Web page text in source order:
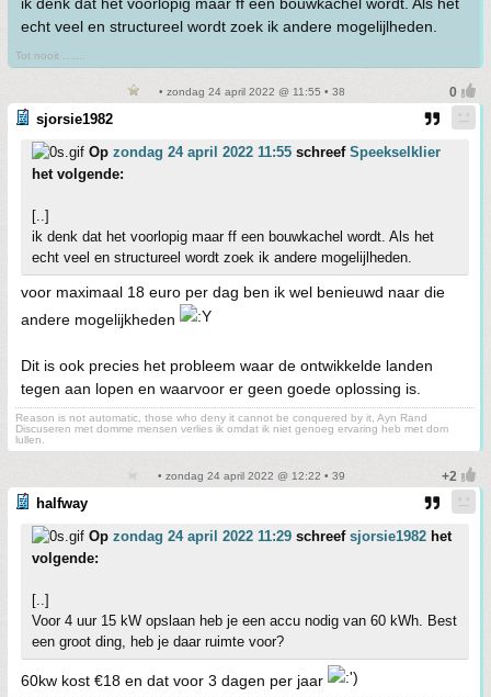
echt veel en structureel wordt zoek ik andere mogelijlheden.
Tot nooit .......
• zondag 24 april 2022 @ 11:55 • 38
sjorsie1982
Op zondag 24 april 2022 11:55 schreef Speekselklier
het volgende:
[..]
ik denk dat het voorlopig maar ff een bouwkachel wordt. Als het
echt veel en structureel wordt zoek ik andere mogelijlheden.
voor maximaal 18 euro per dag ben ik wel benieuwd naar die
andere mogelijkheden
Dit is ook precies het probleem waar de ontwikkelde landen
tegen aan lopen en waarvoor er geen goede oplossing is.
Reason is not automatic, those who deny it cannot be conquered by it, Ayn Rand
Discuseren met domme mensen verlies ik omdat ik niet genoeg ervaring heb met dom
lullen.
• zondag 24 april 2022 @ 12:22 • 39
halfway
Op zondag 24 april 2022 11:29 schreef sjorsie1982 het
volgende:
[..]
Voor 4 uur 15 kW opslaan heb je een accu nodig van 60 kWh. Best
een groot ding, heb je daar ruimte voor?
60kw kost €18 en dat voor 3 dagen per jaar